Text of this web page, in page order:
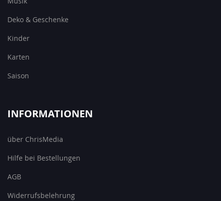
Deko & Geschenke
Kinder
Karten
Saison
INFORMATIONEN
über ChrisMedia
Hilfe bei Bestellungen
AGB
Widerrufsbelehrung